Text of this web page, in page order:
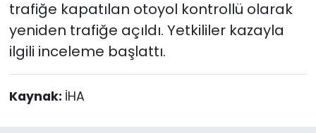
trafiğe kapatılan otoyol kontrollü olarak
yeniden trafiğe açıldı. Yetkililer kazayla
ilgili inceleme başlattı.
Kaynak: İHA